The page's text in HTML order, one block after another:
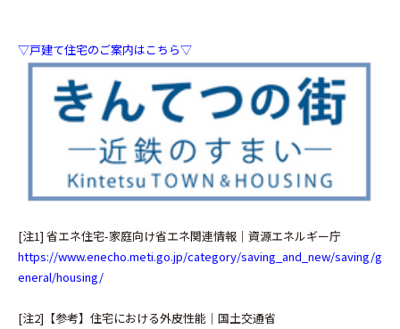
▽戸建て住宅のご案内はこちら▽
[注1] 省エネ住宅-家庭向け省エネ関連情報│資源エネルギー庁
https://www.enecho.meti.go.jp/category/saving_and_new/saving/g
eneral/housing/
[注2]【参考】住宅における外皮性能｜国土交通省